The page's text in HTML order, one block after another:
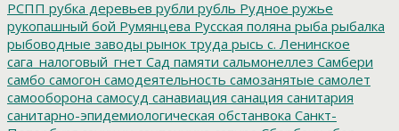
РСПП рубка деревьев рубли рубль Рудное ружье
рукопашный бой Румянцева Русская поляна рыба рыбалка
рыбоводные заводы рынок труда рысь с. Ленинское
сага_налоговый_гнет Сад памяти сальмонеллез Самбери
самбо самогон самодеятельность самозанятые самолет
самооборона самосуд санавиация санация санитария
санитарно-эпидемиологическая обстанвока Санкт-